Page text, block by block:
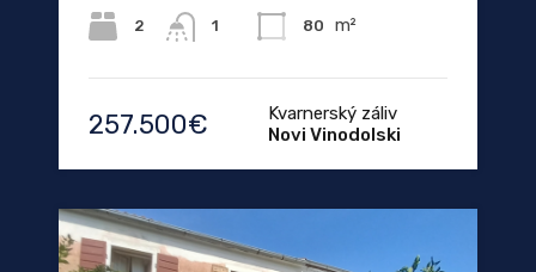
2 1 80 m²
257.500€
Kvarnerský záliv
Novi Vinodolski